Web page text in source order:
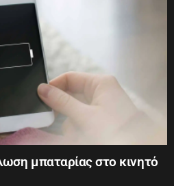
μπαταρίας στο κινητό